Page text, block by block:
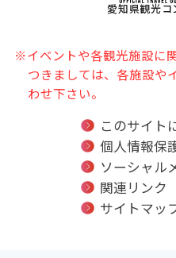
愛知県観光コ
※イベントや各観光施設に
つきましては、各施設や
わせ下さい。
このサイト
個人情報保
ソーシャル
関連リンク
サイトマッ